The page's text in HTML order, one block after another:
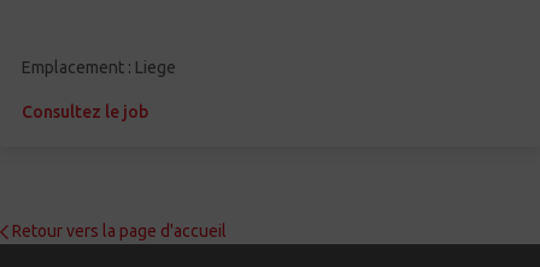
Emplacement : Liege
Consultez le job
Retour vers la page d'accueil